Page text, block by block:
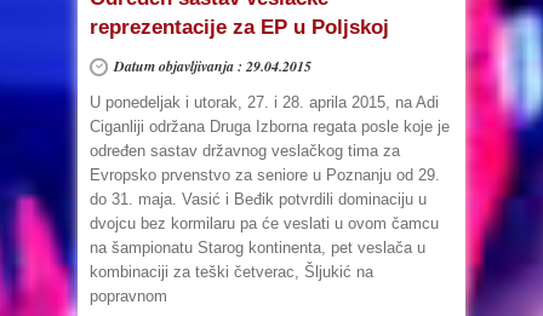
reprezentacije za EP u Poljskoj
Datum objavljivanja : 29.04.2015
U ponedeljak i utorak, 27. i 28. aprila 2015, na Adi
Ciganliji održana Druga Izborna regata posle koje je
određen sastav državnog veslačkog tima za
Evropsko prvenstvo za seniore u Poznanju od 29.
do 31. maja. Vasić i Beđik potvrdili dominaciju u
dvojcu bez kormilaru pa će veslati u ovom čamcu
na šampionatu Starog kontinenta, pet veslača u
kombinaciji za teški četverac, Šljukić na
popravnom